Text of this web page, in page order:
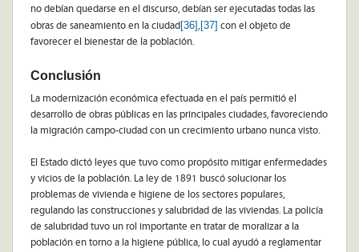
no debían quedarse en el discurso, debían ser ejecutadas todas las
obras de saneamiento en la ciudad [36] , [37] con el objeto de
favorecer el bienestar de la población.
Conclusión
La modernización económica efectuada en el país permitió el
desarrollo de obras públicas en las principales ciudades, favoreciendo
la migración campo-ciudad con un crecimiento urbano nunca visto.
El Estado dictó leyes que tuvo como propósito mitigar enfermedades
y vicios de la población. La ley de 1891 buscó solucionar los
problemas de vivienda e higiene de los sectores populares,
regulando las construcciones y salubridad de las viviendas. La policía
de salubridad tuvo un rol importante en tratar de moralizar a la
población en torno a la higiene pública, lo cual ayudó a reglamentar